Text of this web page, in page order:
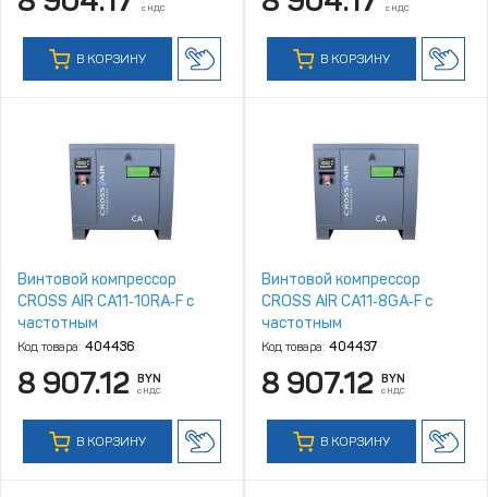
с НДС
В КОРЗИНУ
с НДС
В КОРЗИНУ
Винтовой компрессор
CROSS AIR CA11‑10RA‑F с
частотным
преобразователем
Код товара: 404436
8 907.12 BYN
с НДС
В КОРЗИНУ
Винтовой компрессор
CROSS AIR CA11‑8GA‑F с
частотным
преобразователем
Код товара: 404437
8 907.12 BYN
с НДС
В КОРЗИНУ